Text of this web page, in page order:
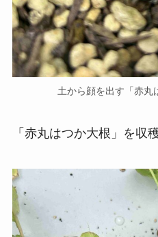
土から顔を出す「赤丸
「赤丸はつか大根」を収